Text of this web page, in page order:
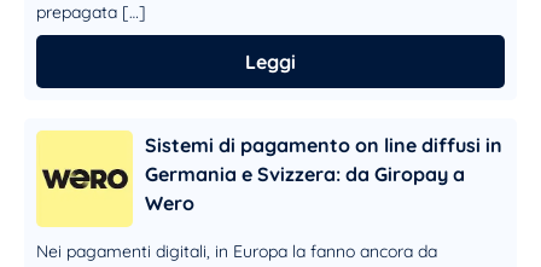
prepagata […]
Leggi
Sistemi di pagamento on line diffusi in
Germania e Svizzera: da Giropay a
Wero
Nei pagamenti digitali, in Europa la fanno ancora da